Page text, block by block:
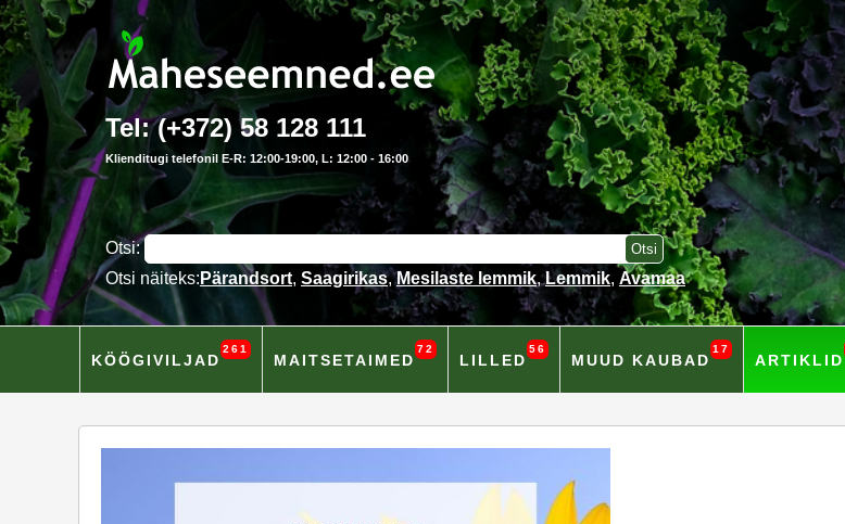
Tel: (+372) 58 128 111
Klienditugi telefonil E-R: 12:00-19:00, L: 12:00 - 16:00
Otsi:
Otsi näiteks: Pärandsort, Saagirikas,Mesilaste lemmik,Lemmik, Avamaa
KÖÖGIVILJAD
261
MAITSETAIMED
72
LILLED
56
MUUD KAUBAD
17
ARTIKLID